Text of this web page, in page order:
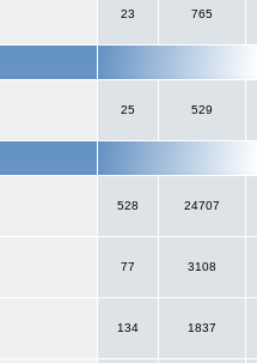
23 765
25 529
528 24707
77 3108
134 1837